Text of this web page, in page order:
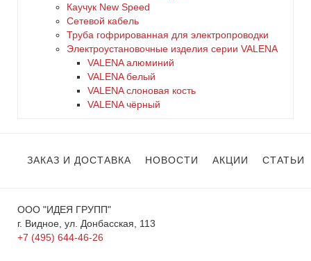
Каучук New Speed
Сетевой кабель
Труба гофрированная для электропроводки
Электроустановочные изделия серии VALENA
VALENA алюминий
VALENA белый
VALENA слоновая кость
VALENA чёрный
ЗАКАЗ И ДОСТАВКА НОВОСТИ АКЦИИ СТАТЬИ
ООО "ИДЕЯ ГРУПП"
г. Видное, ул. Донбасская, 113
+7 (495) 644-46-26